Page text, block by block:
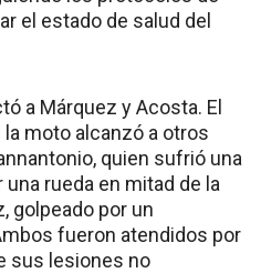
el estado de salud del
a Márquez y Acosta. El
moto alcanzó a otros
quien sufrió una
rueda en mitad de la
golpeado por un
fueron atendidos por
sus lesiones no